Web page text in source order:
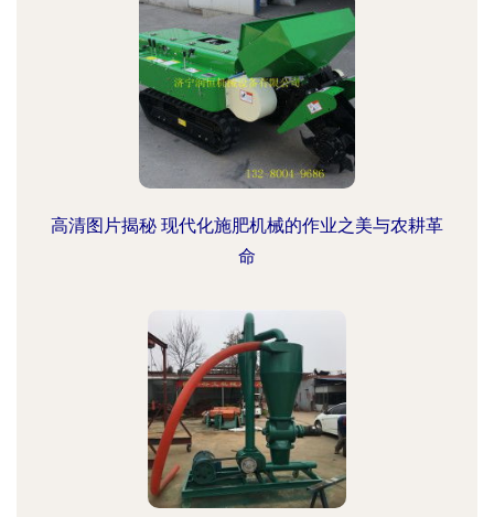
高清图片揭秘 现代化施肥机械的作业之美与农耕革
命